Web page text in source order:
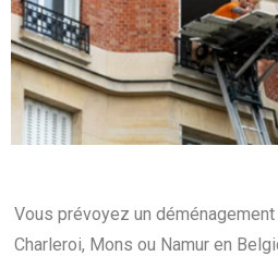
Vous prévoyez un
Charleroi, Mons ou Namur en